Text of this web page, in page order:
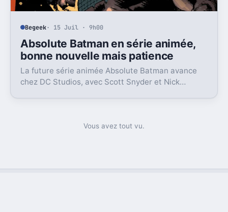
Begeek· 15 Juil · 9h00
Absolute Batman en série animée,
bonne nouvelle mais patience
La future série animée Absolute Batman avance
chez DC Studios, avec Scott Snyder et Nick
Vous avez tout vu.